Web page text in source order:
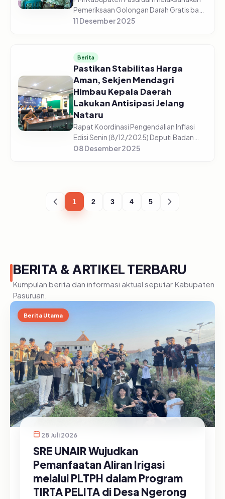
Pemeriksaan Golongan Darah Gratis bagi
5.225 pelajar di 44 sekolah yang tersebar
11 Desember 2025
Berita
Pastikan Stabilitas Harga
Aman, Sekjen Mendagri
Himbau Kepala Daerah
Lakukan Antisipasi Jelang
Nataru
Rapat Koordinasi Pengendalian Inflasi
Edisi Senin (8/12/2025) Deputi Badan
Pusat Statistik, Pudji Ismartini
08 Desember 2025
1 2 3 4 5
BERITA & ARTIKEL TERBARU
Kumpulan berita dan informasi aktual seputar Kabupaten
Pasuruan.
Berita Utama
28 Juli 2026
SRE UNAIR Wujudkan
Pemanfaatan Aliran Irigasi
melalui PLTPH dalam Program
TIRTA PELITA di Desa Ngerong